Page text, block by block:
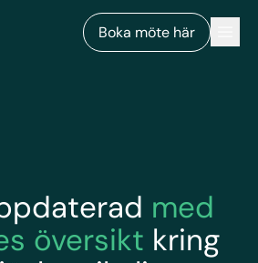
Boka möte här
med
översikt kring